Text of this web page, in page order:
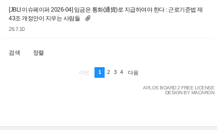
[JBLI 이슈페이퍼 2026-04] 임금은 통화(通貨)로 지급하여야 한다 : 근로기준법 제
43조 개정안이 지우는 사람들
26.7.10
검색 정렬
이전 1 2 3 4 다음
APLOS BOARD 2 FREE LICENSE
DESIGN BY MACARON